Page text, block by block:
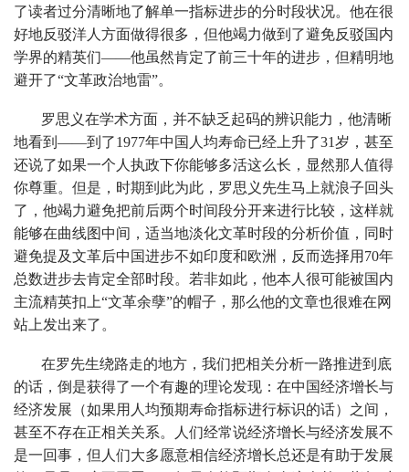
了读者过分清晰地了解单一指标进步的分时段状况。他在很
好地反驳洋人方面做得很多，但他竭力做到了避免反驳国内
学界的精英们——他虽然肯定了前三十年的进步，但精明地
避开了“文革政治地雷”。
罗思义在学术方面，并不缺乏起码的辨识能力，他清晰
地看到——到了1977年中国人均寿命已经上升了31岁，甚至
还说了如果一个人执政下你能够多活这么长，显然那人值得
你尊重。但是，时期到此为此，罗思义先生马上就浪子回头
了，他竭力避免把前后两个时间段分开来进行比较，这样就
能够在曲线图中间，适当地淡化文革时段的分析价值，同时
避免提及文革后中国进步不如印度和欧洲，反而选择用70年
总数进步去肯定全部时段。若非如此，他本人很可能被国内
主流精英扣上“文革余孽”的帽子，那么他的文章也很难在网
站上发出来了。
在罗先生绕路走的地方，我们把相关分析一路推进到底
的话，倒是获得了一个有趣的理论发现：在中国经济增长与
经济发展（如果用人均预期寿命指标进行标识的话）之间，
甚至不存在正相关关系。人们经常说经济增长与经济发展不
是一回事，但人们大多愿意相信经济增长总还是有助于发展